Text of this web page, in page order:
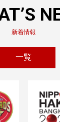
新着情報
一覧